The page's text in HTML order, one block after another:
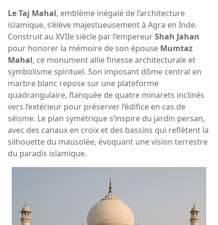
Le Taj Mahal, emblème inégalé de l’architecture
islamique, s’élève majestueusement à Agra en Inde.
Construit au XVIIe siècle par l’empereurShah Jahan
pour honorer la mémoire de son épouse Mumtaz
Mahal, ce monument allie finesse architecturale et
symbolisme spirituel. Son imposant dôme central en
marbre blanc repose sur une plateforme
quadrangulaire, flanquée de quatre minarets inclinés
vers l’extérieur pour préserver l’édifice en cas de
séisme. Le plan symétrique s’inspire du jardin persan,
avec des canaux en croix et des bassins qui reflètent la
silhouette du mausolée, évoquant une vision terrestre
du paradis islamique.